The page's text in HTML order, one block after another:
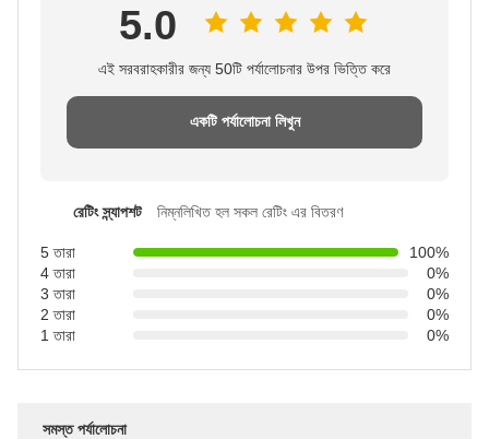
5.0
এই সরবরাহকারীর জন্য 50টি পর্যালোচনার উপর ভিত্তি করে
একটি পর্যালোচনা লিখুন
রেটিং স্ন্যাপশট নিম্নলিখিত হল সকল রেটিং এর বিতরণ
5 তারা
100%
4 তারা
0%
3 তারা
0%
2 তারা
0%
1 তারা
0%
সমস্ত পর্যালোচনা